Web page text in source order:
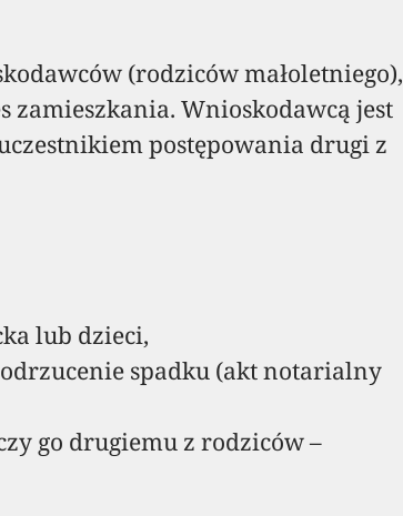
(rodziców małoletniego),
zamieszkania. Wnioskodawcą jest
postępowania drugi z
lub dzieci,
spadku (akt notarialny
go drugiemu z rodziców –